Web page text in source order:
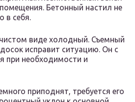
Бетонный настил не
в себя.
виде холодный. Съемный
исправит ситуацию. Он с
при необходимости и
приподнят, требуется его